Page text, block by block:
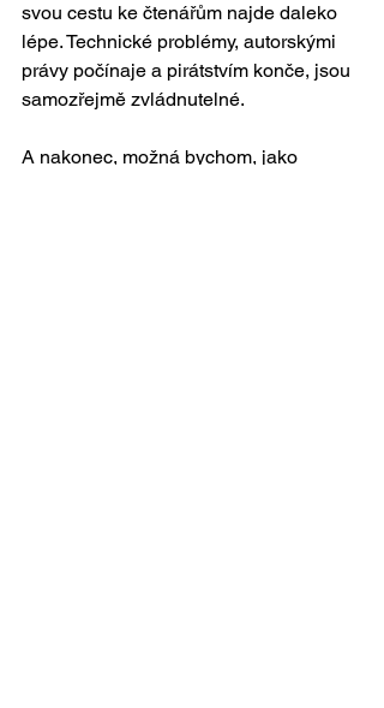
svou cestu ke čtenářům najde daleko
lépe. Technické problémy, autorskými
právy počínaje a pirátstvím konče, jsou
samozřejmě zvládnutelné.
A nakonec, možná bychom, jako